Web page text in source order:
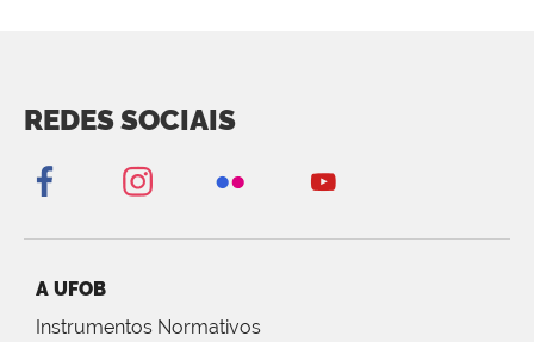
REDES SOCIAIS
A UFOB
Instrumentos Normativos